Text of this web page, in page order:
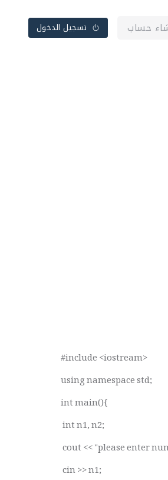
حساب تسجيل الدخول
#include <iostream>
using namespace std;
int main(){
int n1, n2;
cout << "please enter
cin >> n1;